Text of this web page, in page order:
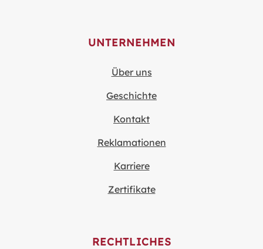
UNTERNEHMEN
Über uns
Geschichte
Kontakt
Reklamationen
Karriere
Zertifikate
RECHTLICHES